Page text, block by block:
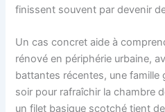
finissent souvent par devenir
Un cas concret aide à
rénové en périphérie urbaine,
battantes récentes, une famille
soir pour rafraîchir la chambre
un filet basique scotché tient